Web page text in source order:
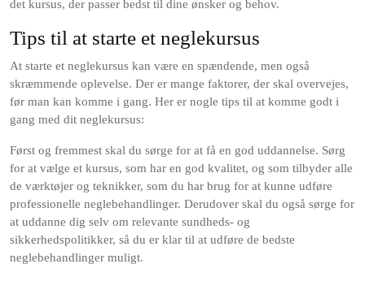
det kursus, der passer bedst til dine ønsker og behov.
Tips til at starte et neglekursus
At starte et neglekursus kan være en spændende, men også
skræmmende oplevelse. Der er mange faktorer, der skal overvejes,
før man kan komme i gang. Her er nogle tips til at komme godt i
gang med dit neglekursus:
Først og fremmest skal du sørge for at få en god uddannelse. Sørg
for at vælge et kursus, som har en god kvalitet, og som tilbyder alle
de værktøjer og teknikker, som du har brug for at kunne udføre
professionelle neglebehandlinger. Derudover skal du også sørge for
at uddanne dig selv om relevante sundheds- og
sikkerhedspolitikker, så du er klar til at udføre de bedste
neglebehandlinger muligt.